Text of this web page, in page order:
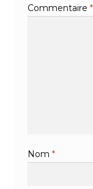
Commentaire*
Nom*